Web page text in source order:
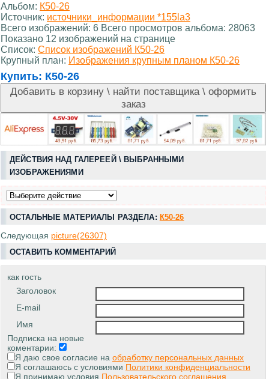
Альбом: К50-26
Источник: источники_информации *155la3
Всего изображений: 6 Всего просмотров альбома: 28063
Показано 12 изображений на странице
Список: Список изображений К50-26
Крупный план: Изображения крупным планом К50-26
Купить: К50-26
ДЕЙСТВИЯ НАД ГАЛЕРЕЕЙ \ ВЫБРАННЫМИ
ИЗОБРАЖЕНИЯМИ
ОСТАЛЬНЫЕ МАТЕРИАЛЫ РАЗДЕЛА: К50-26
Следующая picture(26307)
ОСТАВИТЬ КОММЕНТАРИЙ
как гость
Заголовок
E-mail
Имя
Подписка на новые
коментарии:
Я даю свое согласие на обработку персональных данных
Я соглашаюсь с условиями Политики конфиденциальности
Я принимаю условия Пользовательского соглашения